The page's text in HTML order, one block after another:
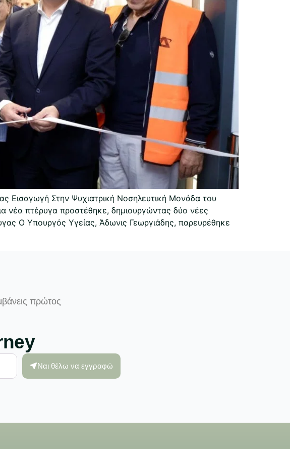
Εισαγωγή Στην Ψυχιατρική Νοσηλευτική Μονάδα του
νέα πτέρυγα προστέθηκε, δημιουργώντας δύο νέες
Ο Υπουργός Υγείας, Άδωνις Γεωργιάδης, παρευρέθηκε
πρώτος
Ναι θέλω να εγγραφώ